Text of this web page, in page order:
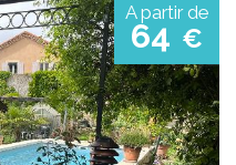
A partir de
64 €